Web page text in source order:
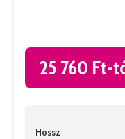
25 760 Ft-
Hossz